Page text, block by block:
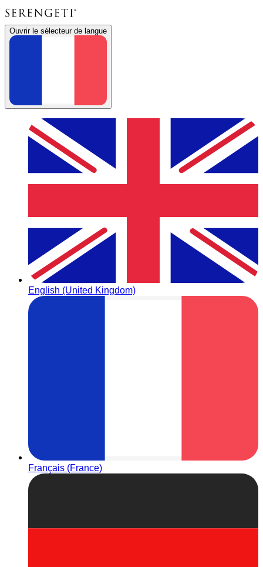
Ouvrir le sélecteur de langue
English (United Kingdom)
Français (France)